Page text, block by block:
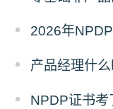
产品经理什
NPDP证书考